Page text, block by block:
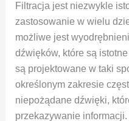
Filtracja jest niezwykle
zastosowanie w wielu
możliwe jest
dźwięków, które są
są projektowane w taki
określonym zakresie
niepożądane dźwięki,
przekazywanie